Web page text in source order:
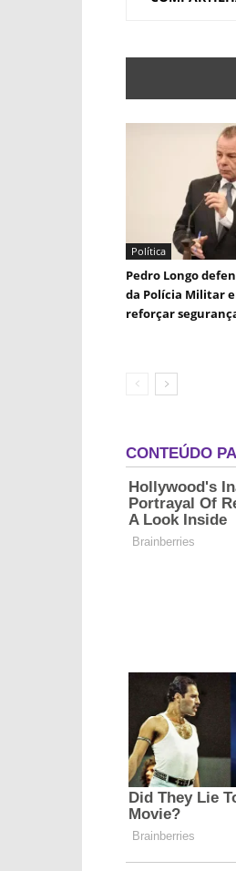
Política
Pedro Longo
da Polícia Militar
reforçar